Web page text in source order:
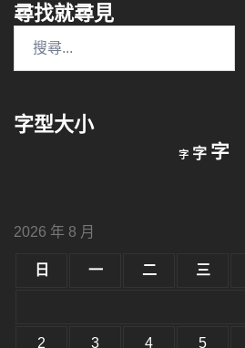
尋找就尋見
字:
字型大小
字 小
字重
小。
字放
2026 年 8 月
日 一 二 三
2 3 4 5